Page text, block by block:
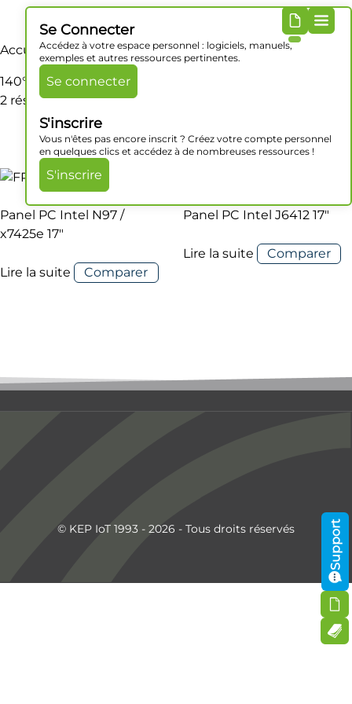
Se Connecter
Accédez à votre espace personnel : logiciels, manuels,
exemples et autres ressources pertinentes.
Se connecter
S'inscrire
Vous n'êtes pas encore inscrit ? Créez votre compte personnel
en quelques clics et accédez à de nombreuses ressources !
S'inscrire
Accueil/ Produit Angle de vision / 140°/160° (HL)
140°/160° (HL)
2 résultats affichés
Panel PC Intel N97 /
x7425e 17″
Lire la suite Comparer
Panel PC Intel J6412 17″
Lire la suite Comparer
Support
© KEP IoT 1993 - 2026 - Tous droits réservés